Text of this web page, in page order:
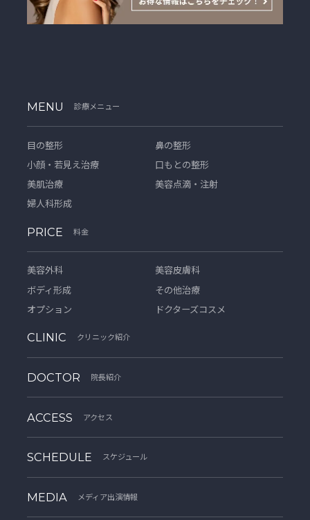
MENU 診療メニュー
目の整形
鼻の整形
小顔・若見え治療
口もとの整形
美肌治療
美容点滴・注射
婦人科形成
PRICE 料金
美容外科
美容皮膚科
ボディ形成
その他治療
オプション
ドクターズコスメ
CLINIC クリニック紹介
DOCTOR 院長紹介
ACCESS アクセス
SCHEDULE スケジュール
MEDIA メディア出演情報